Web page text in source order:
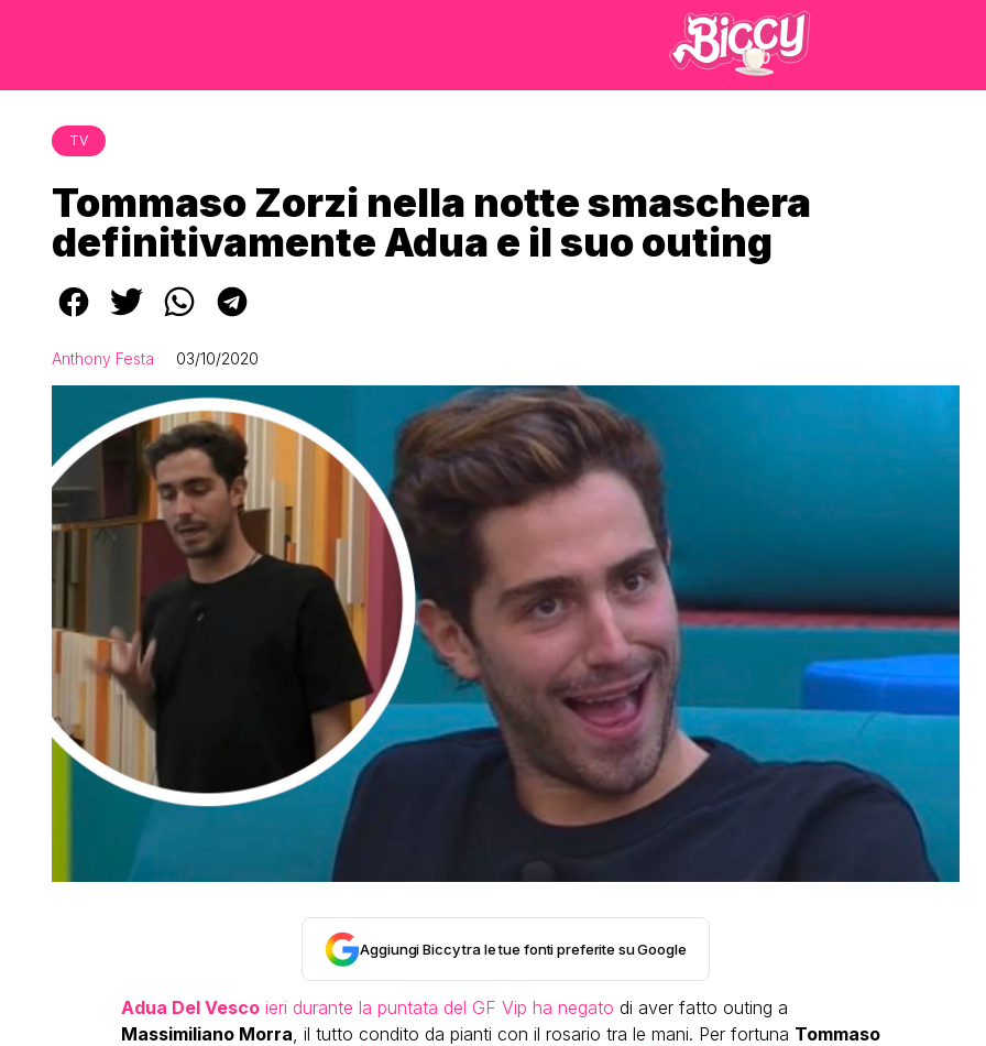
TV
Tommaso Zorzi nella notte smaschera
definitivamente Adua e il suo outing
Anthony Festa 03/10/2020
Aggiungi Biccy tra le tue fonti preferite su Google
Adua Del Vescoieri durante la puntata del GF Vip ha negato di aver fatto outing a
Massimiliano Morra , il tutto condito da pianti con il rosario tra le mani. Per fortuna Tommaso